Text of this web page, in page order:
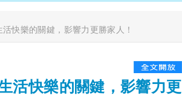
快樂的關鍵，影響力更勝家人！
活快樂的關鍵，影響力更